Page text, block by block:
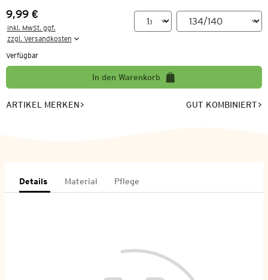
Preis:
9,99 €
inkl. MwSt. ggf.
zzgl. Versandkosten
Verfügbar
In den Warenkorb
ARTIKEL MERKEN GUT KOMBINIERT
Details Material Pflege